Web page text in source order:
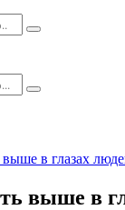
Поиск
Поиск
в глазах
выше в